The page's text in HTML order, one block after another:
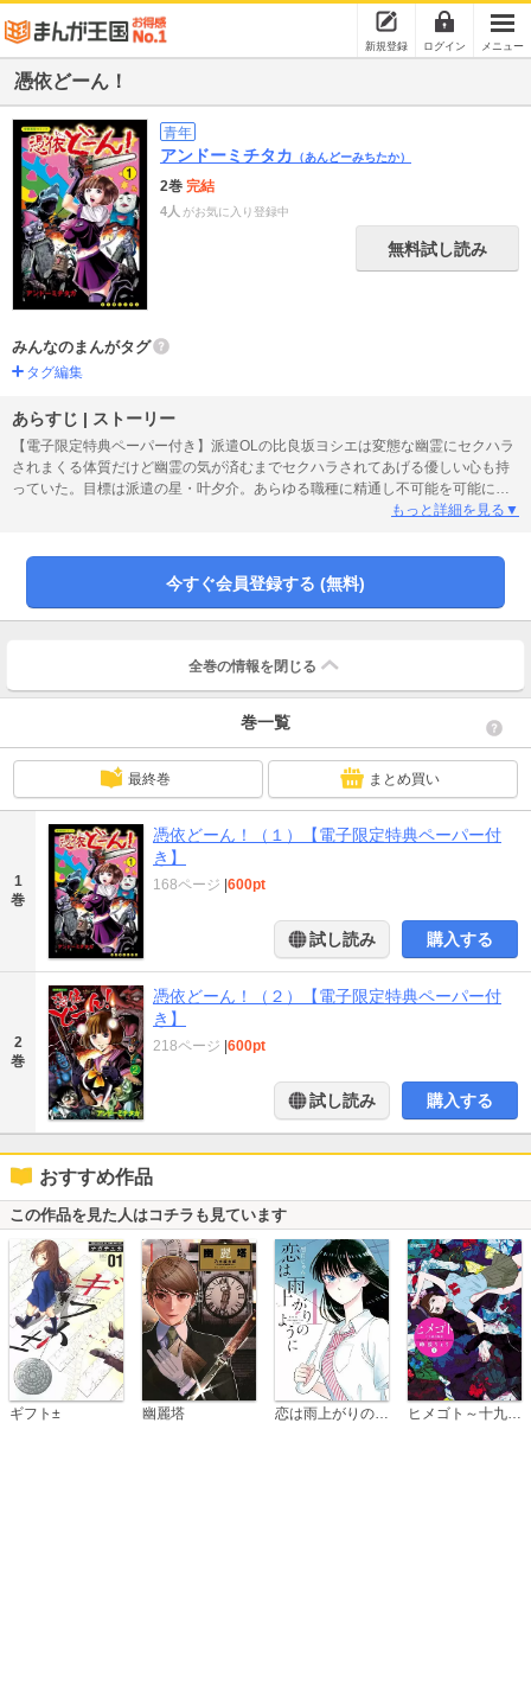
新規登録 ログイン メニュー
憑依どーん！
青年
アンドーミチタカ （あんどーみちたか）
2巻 完結
4人 がお気に入り登録中
無料試し読み
みんなのまんがタグ
タグ編集
あらすじ | ストーリー
【電子限定特典ペーパー付き】派遣OLの比良坂ヨシエは変態な幽霊にセクハラ
されまくる体質だけど幽霊の気が済むまでセクハラされてあげる優しい心も持
っていた。目標は派遣の星・叶夕介。あらゆる職種に精通し不可能を可能にす
る男、通称Mr.ポッシブル！ 同じく叶に憧れるヨシエの先輩・ナギサは巨乳な
さ～て、今回のヨシエの派遣先と出会う変態幽霊は？
もっと詳細を見る▼
今すぐ会員登録する (無料)
全巻の情報を 閉じる
巻一覧
最終巻 まとめ買い
1
巻
憑依どーん！（１）【電子限定特典ペーパー付
き】
168ページ 600pt
試し読み 購入する
2
巻
憑依どーん！（２）【電子限定特典ペーパー付
き】
218ページ 600pt
試し読み 購入する
おすすめ作品
この作品を見た人はコチラも見ています
ギフト± 幽麗塔 恋は雨上がりのように ヒメゴト～十九歳の制服～